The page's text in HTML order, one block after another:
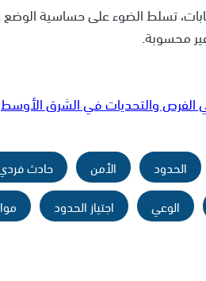
تسلط الضوء على حساسية
محسوبة.
الفرص والتحديات في الشرق الأوسط
الحدود الأمن حادث
الوعي
اجتياز الحدود